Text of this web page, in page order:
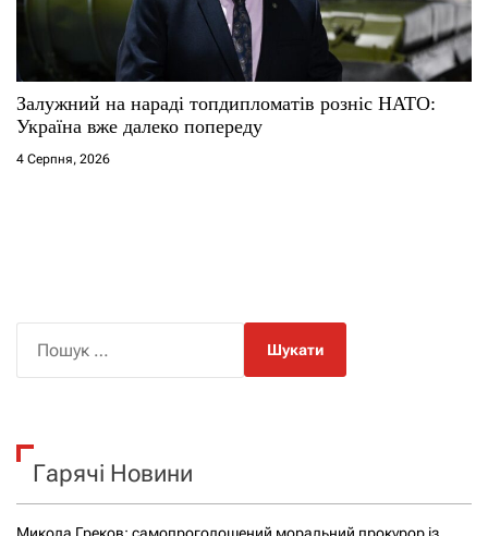
Залужний на нараді топдипломатів розніс НАТО:
Україна вже далеко попереду
4 Серпня, 2026
к
Гарячі Новини